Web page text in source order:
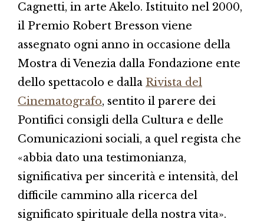
Cagnetti, in arte Akelo. Istituito nel 2000,
il Premio Robert Bresson viene
assegnato ogni anno in occasione della
Mostra di Venezia dalla Fondazione ente
dello spettacolo e dalla Rivista del
Cinematografo, sentito il parere dei
Pontifici consigli della Cultura e delle
Comunicazioni sociali, a quel regista che
«abbia dato una testimonianza,
significativa per sincerità e intensità, del
difficile cammino alla ricerca del
significato spirituale della nostra vita».